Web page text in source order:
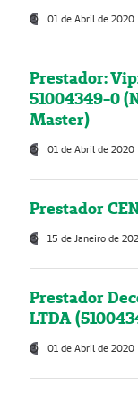
01 de Abril de 2020
Prestador:
51004349-0
Master)
01 de Abril de 2020
Prestador
15 de Janeiro de
Prestador
LTDA
01 de Abril de 2020